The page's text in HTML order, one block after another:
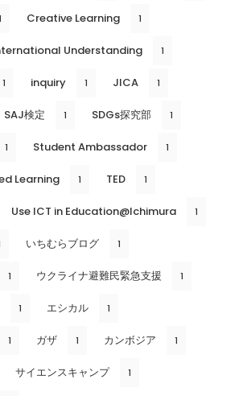
Creative Learning 1
Understanding 1
1 inquiry 1 JICA 1
SAJ検定 1 SDGs探究部 1
1 Student Ambassador 1
Learning 1 TED 1
Use ICT in Education@Ichimura 1
いちむらブログ 1
1 ウクライナ避難民緊急支援 1
1 エシカル 1
1 ガザ 1 カンボジア 1
サイエンスキャンプ 1